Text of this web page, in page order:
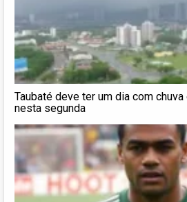
Taubaté deve ter um dia com
nesta segunda